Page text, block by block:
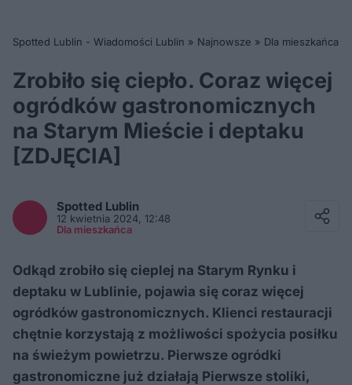
Spotted Lublin - Wiadomości Lublin » Najnowsze » Dla mieszkańca
Zrobiło się ciepło. Coraz więcej
ogródków gastronomicznych
na Starym Mieście i deptaku
[ZDJĘCIA]
Spotted Lublin
12 kwietnia 2024, 12:48
Dla mieszkańca
Odkąd zrobiło się cieplej na Starym Rynku i
deptaku w Lublinie, pojawia się coraz więcej
ogródków gastronomicznych. Klienci restauracji
chętnie korzystają z możliwości spożycia posiłku
na świeżym powietrzu. Pierwsze ogródki
gastronomiczne już działają Pierwsze stoliki,